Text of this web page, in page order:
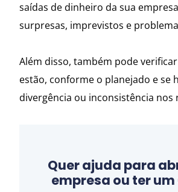
saídas de dinheiro da sua
surpresas, imprevistos e
Além disso, também pode
estão, conforme o planejado e se
divergência ou inconsistência nos
Quer ajuda para
empresa ou ter um